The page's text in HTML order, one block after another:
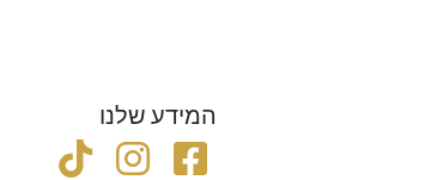
המידע שלנו